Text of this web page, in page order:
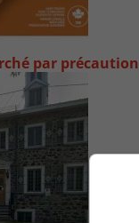
par